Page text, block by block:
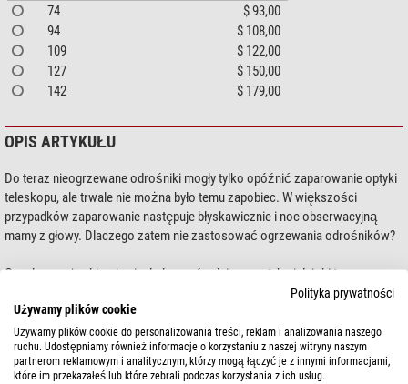
74
$ 93,00
94
$ 108,00
109
$ 122,00
127
$ 150,00
142
$ 179,00
OPIS ARTYKUŁU
Do teraz nieogrzewane odrośniki mogły tylko opóźnić zaparowanie optyki
teleskopu, ale trwale nie można było temu zapobiec. W większości
przypadków zaparowanie następuje błyskawicznie i noc obserwacyjną
mamy z głowy. Dlaczego zatem nie zastosować ogrzewania odrośników?
Opaska grzejna kieruje ciepło bezpośrednio na optykę i dzięki temu
efekt gwarantowany!
pokaż więcej...
Polityka prywatności
Używamy plików cookie
Używamy plików cookie do personalizowania treści, reklam i analizowania naszego
ruchu. Udostępniamy również informacje o korzystaniu z naszej witryny naszym
partnerom reklamowym i analitycznym, którzy mogą łączyć je z innymi informacjami,
które im przekazałeś lub które zebrali podczas korzystania z ich usług.